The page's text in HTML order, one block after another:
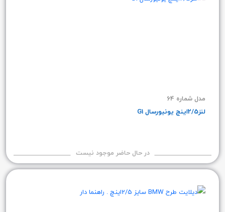
مدل شماره 64
لنز2/5اینچ یونیورسال G1
در حال حاضر موجود نیست